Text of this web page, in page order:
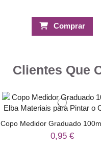
Comprar
Clientes Que
Copo Medidor Graduado
0,95 €